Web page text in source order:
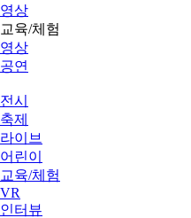
영상
교육/체험
영상
공연
전시
축제
라이브
어린이
교육/체험
VR
인터뷰